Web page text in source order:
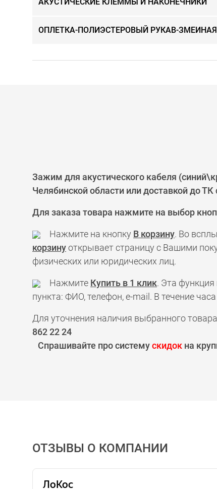
ОПЛЕТКА-ПОЛИЭСТЕРОВЫЙ РУКАВ-
Зажим для акустического кабеля
Челябинской области или доставкой до
Для заказа товара нажмите на выбор
Нажмите на кнопку В корзину. Во
корзинуоткрывает страницу с Вашими
физических или юридических лиц.
Нажмите Купить в 1 клик. Эта
пункта: ФИО, телефон, e-mail. В течение
Для уточнения наличия выбранного
862 22 24
Спрашивайте про системускидок на
ОТЗЫВЫ О КОМПАНИИ